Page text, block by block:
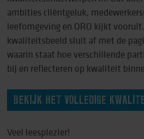
ambities cliëntgeluk,
leefomgeving en ORO kijkt
kwaliteitsbeeld sluit af met de
waarin staat hoe verschillende
bij en reflecteren op kwaliteit
BEKIJK HET VOLLEDIGE
Veel leesplezier!